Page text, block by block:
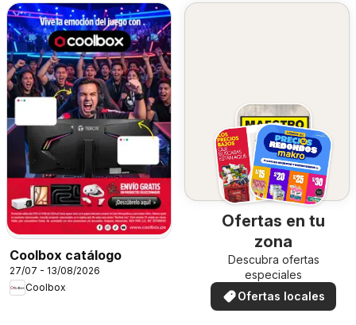
Coolbox catálogo
27/07 - 13/08/2026
Coolbox
Ofertas en tu
zona
Descubra ofertas
especiales
Ofertas locales